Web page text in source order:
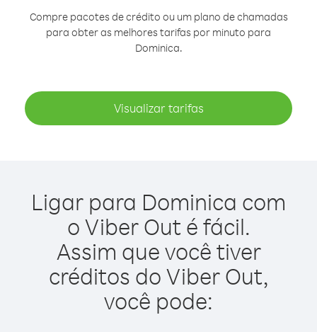
Compre pacotes de crédito ou um plano de chamadas
para obter as melhores tarifas por minuto para
Dominica.
Visualizar tarifas
Ligar para Dominica com
o Viber Out é fácil.
Assim que você tiver
créditos do Viber Out,
você pode: